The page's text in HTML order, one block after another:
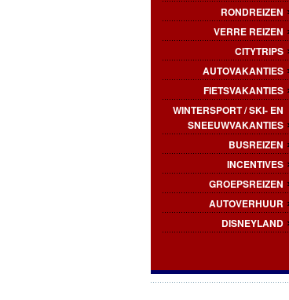
RONDREIZEN
VERRE REIZEN
CITYTRIPS
AUTOVAKANTIES
FIETSVAKANTIES
WINTERSPORT / SKI- EN
SNEEUWVAKANTIES
BUSREIZEN
INCENTIVES
GROEPSREIZEN
AUTOVERHUUR
DISNEYLAND